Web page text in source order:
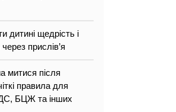
дитині щедрість і
прислів’я
митися після
правила для
БЦЖ та інших